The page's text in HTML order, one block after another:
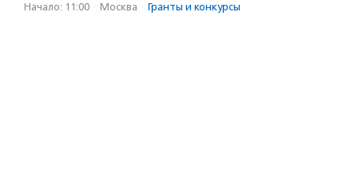
Начало: 11:00 · Москва · Гранты и конкурсы